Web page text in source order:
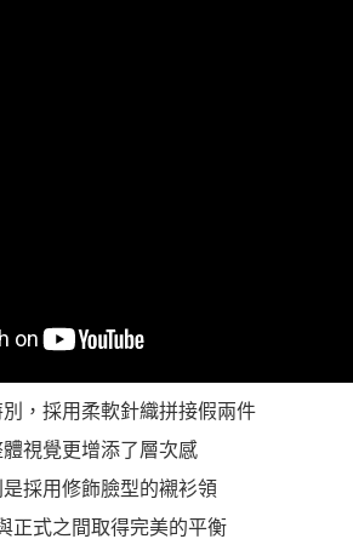
別，採用柔軟針織拼接假兩件
視覺更增添了層次感
採用修飾臉型的襯衫領
正式之間取得完美的平衡